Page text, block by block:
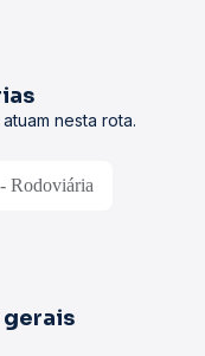
nesta rota.
Rodoviária